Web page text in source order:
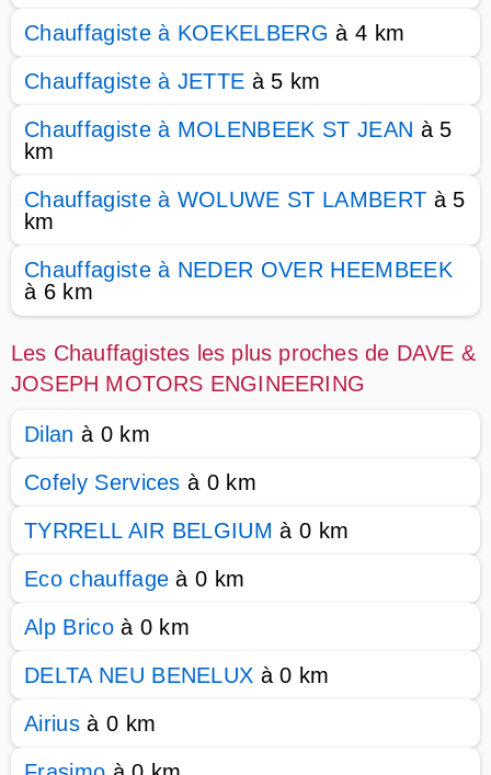
Chauffagiste à KOEKELBERG à 4 km
Chauffagiste à JETTE à 5 km
Chauffagiste à MOLENBEEK ST JEAN à 5
km
Chauffagiste à WOLUWE ST LAMBERT à 5
km
Chauffagiste à NEDER OVER HEEMBEEK
à 6 km
Les Chauffagistes les plus proches de DAVE &
JOSEPH MOTORS ENGINEERING
Dilan à 0 km
Cofely Services à 0 km
TYRRELL AIR BELGIUM à 0 km
Eco chauffage à 0 km
Alp Bricoà 0 km
DELTA NEU BENELUX à 0 km
Airiusà 0 km